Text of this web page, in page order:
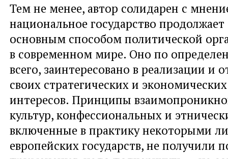
Тем не менее, автор солидарен с
национальное государство продолжает
основным способом политической
в современном мире. Оно по
всего, заинтересовано в реализации и
своих стратегических и
интересов. Принципы
культур, конфессиональных и
включенные в практику некоторыми
европейских государств, не получили